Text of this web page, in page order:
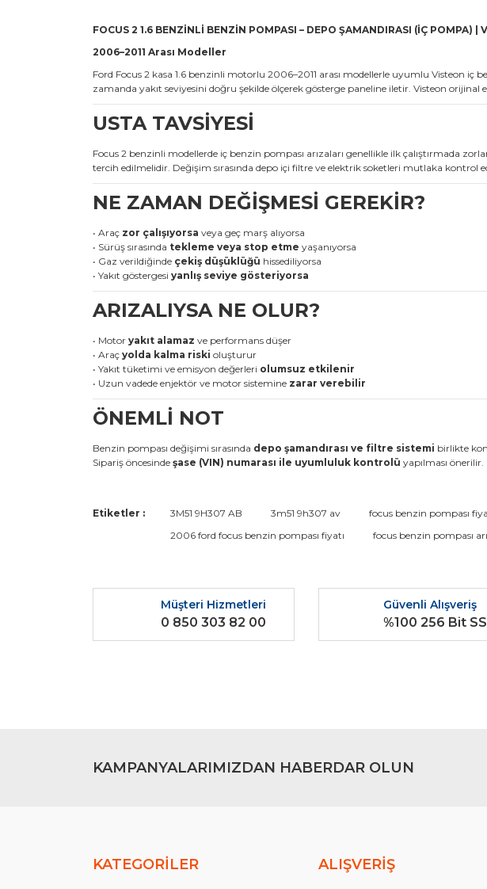
FOCUS 2 1.6 BENZİNLİ BENZİN POMPASI – DEPO ŞAMANDIRASI (İÇ POMPA) |
2006–2011 Arası Modeller
Ford Focus 2 kasa 1.6 benzinli motorlu 2006–2011 arası modellerle uyumlu Visteon iç
zamanda yakıt seviyesini doğru şekilde ölçerek gösterge paneline iletir. Visteon
USTA TAVSİYESİ
Focus 2 benzinli modellerde iç benzin pompası arızaları genellikle ilk çalıştırmada
tercih edilmelidir. Değişim sırasında depo içi filtre ve elektrik soketleri mutlaka kontrol
NE ZAMAN DEĞİŞMESİ GEREKİR?
• Araç zor çalışıyorsa veya geç marş alıyorsa
• Sürüş sırasında tekleme veya stop etme yaşanıyorsa
• Gaz verildiğinde çekiş düşüklüğü hissediliyorsa
• Yakıt göstergesi yanlış seviye gösteriyorsa
ARIZALIYSA NE OLUR?
• Motor yakıt alamaz ve performans düşer
• Araç yolda kalma riski oluşturur
• Yakıt tüketimi ve emisyon değerleri olumsuz etkilenir
• Uzun vadede enjektör ve motor sistemine zarar verebilir
ÖNEMLİ NOT
Benzin pompası değişimi sırasında depo şamandırası ve filtre sistemi birlikte
Sipariş öncesinde şase (VIN) numarası ile uyumluluk kontrolü yapılması önerilir.
Bu
Bu ürünün fiyat bilgisi, resim, ürün açıklamalarında ve diğer konularda
Ürün açıklamasında eksik bilgiler bulunuyor.
Ürün bilgilerinde hatalar bulunuyor.
Etiketler : 3M51 9H307 AB 3m51 9h307 av focus benzin pompası
2006 ford focus benzin pompası fiyatı
focus benzin pompası
Müşteri Hizmetleri
0 850 303 82 00
Güvenli Alışveriş
%100 256 Bit
KAMPANYALARIMIZDAN HABERDAR OLUN
KATEGORİLER ALIŞVERİŞ